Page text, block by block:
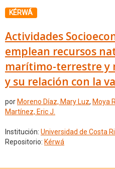
KÉRWÁ
Actividades
emplean recursos
marítimo-terrestre y
y su relación con la
por Moreno Díaz, Mary Luz, Moya
Martínez, Eric J.
Institución: Universidad de Costa
Repositorio: Kérwá